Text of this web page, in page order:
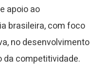
apoio ao
brasileira, com foco
no desenvolvimento
competitividade.